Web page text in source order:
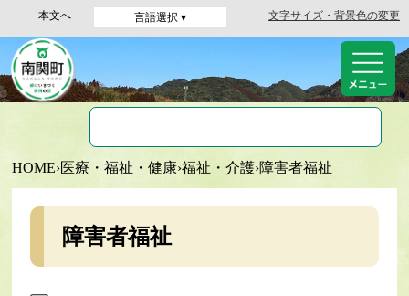
本文へ 言語選択 ▾ 文字サイズ・背景色の変更
HOME›医療・福祉・健康›福祉・介護›障害者福祉
障害者福祉